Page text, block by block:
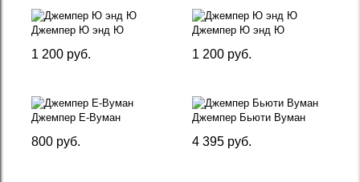
Джемпер Ю энд Ю
1 200 руб.
Джемпер Ю энд Ю
1 200 руб.
Джемпер Е-Вуман
800 руб.
Джемпер Бьюти Вуман
4 395 руб.